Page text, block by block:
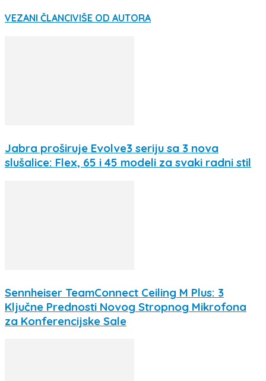
VEZANI ČLANCIVIŠE OD AUTORA
Jabra proširuje Evolve3 seriju sa 3 nova
slušalice: Flex, 65 i 45 modeli za svaki radni stil
Sennheiser TeamConnect Ceiling M Plus: 3
Ključne Prednosti Novog Stropnog Mikrofona
za Konferencijske Sale